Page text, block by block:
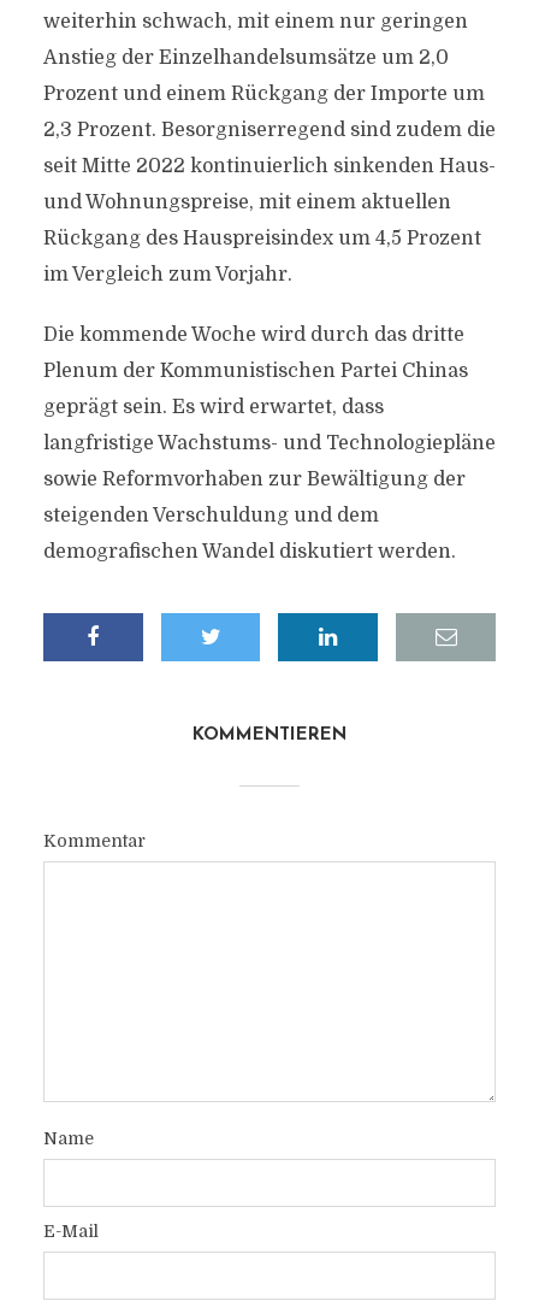
weiterhin schwach, mit einem nur geringen
Anstieg der Einzelhandelsumsätze um 2,0
Prozent und einem Rückgang der Importe um
2,3 Prozent. Besorgniserregend sind zudem die
seit Mitte 2022 kontinuierlich sinkenden Haus-
und Wohnungspreise, mit einem aktuellen
Rückgang des Hauspreisindex um 4,5 Prozent
im Vergleich zum Vorjahr.
Die kommende Woche wird durch das dritte
Plenum der Kommunistischen Partei Chinas
geprägt sein. Es wird erwartet, dass
langfristige Wachstums- und Technologiepläne
sowie Reformvorhaben zur Bewältigung der
steigenden Verschuldung und dem
demografischen Wandel diskutiert werden.
KOMMENTIEREN
Kommentar
Name
E-Mail